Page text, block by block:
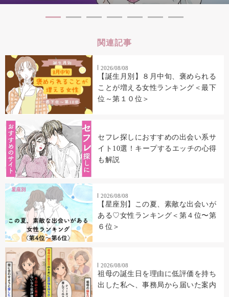
関連記事
2026/08/08
【誕生月別】８月中旬、褒められる
ことが増える女性ランキング＜最下
位～第１０位＞
セフレ探しにおすすめの出会い系サ
イト10選！キープするエッチの心得
も解説
2026/08/08
【星座別】この夏、素敵な出会いが
ある♡女性ランキング＜第４位〜第
６位＞
2026/08/08
祖母の誕生日を理由に低評価を持ち
出した私へ、事務局から届いた案内